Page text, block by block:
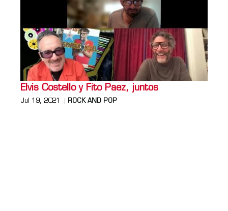
Elvis Costello y Fito Paez, juntos
Jul 19, 2021 ROCK AND POP